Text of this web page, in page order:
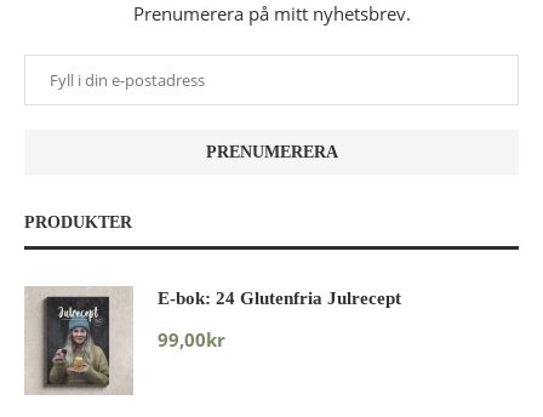
Prenumerera på mitt nyhetsbrev.
PRODUKTER
E-bok: 24 Glutenfria Julrecept
99,00kr